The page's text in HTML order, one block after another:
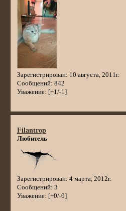
Зарегистрирован: 10 августа, 2011г.
Сообщений: 842
Уважение: [+1/-1]
Filantrop
Любитель
Зарегистрирован: 4 марта, 2012г.
Сообщений: 3
Уважение: [+0/-0]